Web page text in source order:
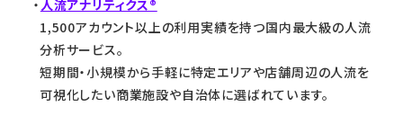
人流アナリティクス®
1,500アカウント以上の利用実績を持つ国内最大級の人流
分析サービス。
短期間・小規模から手軽に特定エリアや店舗周辺の人流を
可視化したい商業施設や自治体に選ばれています。